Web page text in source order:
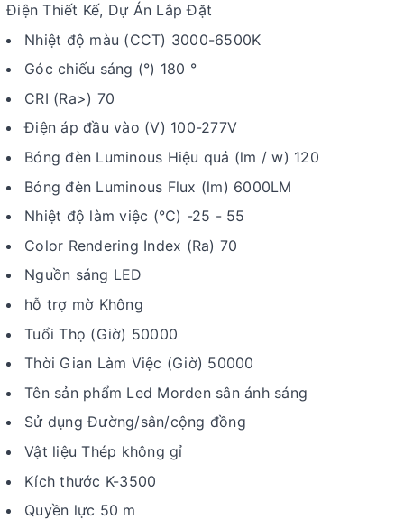
Điện Thiết Kế, Dự Án Lắp Đặt
Nhiệt độ màu (CCT) 3000-6500K
Góc chiếu sáng (°) 180 °
CRI (Ra>) 70
Điện áp đầu vào (V) 100-277V
Bóng đèn Luminous Hiệu quả (lm / w) 120
Bóng đèn Luminous Flux (lm) 6000LM
Nhiệt độ làm việc (℃) -25 - 55
Color Rendering Index (Ra) 70
Nguồn sáng LED
hỗ trợ mờ Không
Tuổi Thọ (Giờ) 50000
Thời Gian Làm Việc (Giờ) 50000
Tên sản phẩm Led Morden sân ánh sáng
Sử dụng Đường/sân/cộng đồng
Vật liệu Thép không gỉ
Kích thước K-3500
Quyền lực 50 m